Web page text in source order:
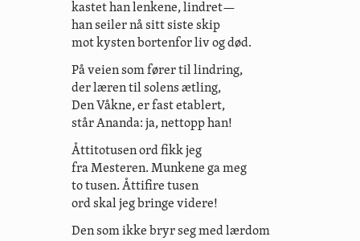
kastet han lenkene, lindret—
han seiler nå sitt siste skip
mot kysten bortenfor liv og død.
På veien som fører til lindring,
der læren til solens ætling,
Den Våkne, er fast etablert,
står Ananda: ja, nettopp han!
Åttitotusen ord fikk jeg
fra Mesteren. Munkene ga meg
to tusen. Åttifire tusen
ord skal jeg bringe videre!
Den som ikke bryr seg med lærdom